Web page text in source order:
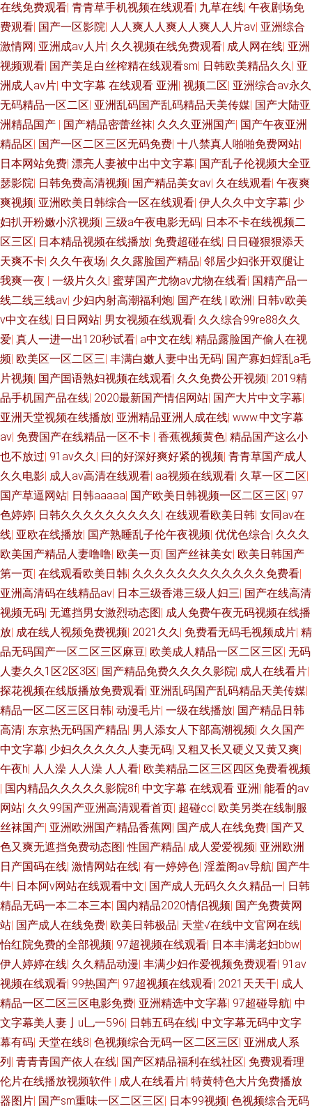
在线免费观看| 青青草手机视频在线观看| 九草在线| 午夜剧场免
费观看| 国产一区影院| 人人爽人人爽人人爽人人片av| 亚洲综合
激情网| 亚洲成av人片| 久久视频在线免费观看| 成人网在线| 亚洲
视频观看| 国产美足白丝榨精在线观看sm| 日韩欧美精品久久| 亚
洲成人av片| 中文字幕 在线观看 亚洲 | 视频二区| 亚洲综合av永久
无码精品一区二区| 亚洲乱码国产乱码精品天美传媒| 国产大陆亚
洲精品国产 | 国产精品密蕾丝袜| 久久久亚洲国产| 国产午夜亚洲
精品区| 国产一区二区三区无码免费| 十八禁真人啪啪免费网站|
日本网站免费| 漂亮人妻被中出中文字幕| 国产乱子伦视频大全亚
瑟影院| 日韩免费高清视频| 国产精品美女av| 久在线观看| 午夜爽
爽视频| 亚洲欧美日韩综合一区在线观看| 伊人久久中文字幕| 少
妇扒开粉嫩小泬视频| 三级a午夜电影无码| 日本不卡在线视频二
区三区| 日本精品视频在线播放| 免费超碰在线| 日日碰狠狠添天
天爽不卡| 久久午夜场| 久久露脸国产精品| 邻居少妇张开双腿让
我爽一夜 | 一级片久久| 蜜芽国产尤物av尤物在线看| 国精产品一
线二线三线av| 少妇内射高潮福利炮| 国产在线 | 欧洲 | 日韩v欧美
v中文在线| 日日网站| 男女视频在线观看| 久久综合99re88久久
爱| 真人一进一出120秒试看| a中文在线| 精品露脸国产偷人在视
频| 欧美区一区二区三| 丰满白嫩人妻中出无码| 国产寡妇婬乱a毛
片视频| 国产国语熟妇视频在线观看| 久久免费公开视频| 2019精
品手机国产品在线| 2020最新国产情侣网站| 国产大片中文字幕|
亚洲天堂视频在线播放| 亚洲精品亚洲人成在线| www.中文字幕
av| 免费国产在线精品一区不卡 | 香蕉视频黄色| 精品国产这么小
也不放过| 91av久久| 曰的好深好爽好紧的视频| 青青草国产成人
久久电影| 成人av高清在线观看| aa视频在线观看| 久草一区二区|
国产草逼网站| 日韩aaaaa| 国产欧美日韩视频一区二区三区| 97
色婷婷| 日韩久久久久久久久久久| 在线观看欧美日韩| 女同av在
线| 亚欧在线播放| 国产熟睡乱子伦午夜视频| 优优色综合| 久久久
欧美国产精品人妻噜噜| 欧美一页| 国产丝袜美女| 欧美日韩国产
第一页| 在线观看欧美日韩| 久久久久久久久久久久久久免费看|
亚洲高清码在线精品av| 日本三级香港三级人妇三| 国产在线高清
视频无码| 无遮挡男女激烈动态图| 成人免费午夜无码视频在线播
放| 成在线人视频免费视频| 2021久久| 免费看无码毛视频成片| 精
品无码国产一区二区三区麻豆| 欧美成人精品一区二区三区| 无码
人妻久久1区2区3区| 国产精品免费久久久久影院| 成人在线看片|
探花视频在线版播放免费观看| 亚洲乱码国产乱码精品天美传媒|
精品一区二区三区日韩| 动漫毛片| 一级在线播放| 国产精品日韩
高清| 东京热无码国产精品| 男人添女人下部高潮视频| 久久国产
中文字幕| 少妇久久久久久人妻无码| 又粗又长又硬义又黄又爽|
午夜h| 人人澡 人人澡 人人看| 欧美精品二区三区四区免费看视频
| 国内精品久久久久久影院8f| 中文字幕 在线观看 亚洲 | 能看的av
网站| 久久99国产亚洲高清观看首页| 超碰cc| 欧美另类在线制服
丝袜国产| 亚洲欧洲国产精品香蕉网| 国产成人在线免费| 国产又
色又爽无遮挡免费动态图|性国产精品| 成人爱爱视频| 亚洲欧洲
日产国码在线| 激情网站在线| 有一婷婷色| 淫羞阁av导航| 国产牛
牛| 日本阿v网站在线观看中文| 国产成人无码久久久精品一| 日韩
精品无码一本二本三本| 国内精品2020情侣视频| 国产免费黄网
站| 国产成人在线免费| 欧美日韩极品| 天堂√在线中文官网在线|
怡红院免费的全部视频| 97超视频在线观看| 日本丰满老妇bbw|
伊人婷婷在线| 久久精品动漫| 丰满少妇作爱视频免费观看| 91av
视频在线观看| 99热国产| 97超视频在线观看| 2021天天干| 成人
精品一区二区三区电影免费| 亚洲精选中文字幕| 97超碰导航| 中
文字幕美人妻亅u乚一596| 日韩五码在线| 中文字幕无码中文字
幕有码| 天堂在线8| 色视频综合无码一区二区三区| 亚洲成人系
列| 青青青国产依人在线| 国产区精品福利在线社区| 免费观看理
伦片在线播放视频软件 | 成人在线看片| 特黄特色大片免费播放
器图片| 国产sm重味一区二区三区| 日本99视频| 色视频综合无码